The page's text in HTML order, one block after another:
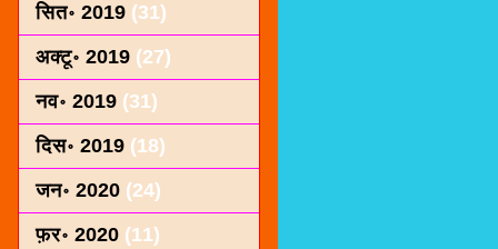
सित॰ 2019 (31)
अक्टू॰ 2019 (27)
नव॰ 2019 (31)
दिस॰ 2019 (18)
जन॰ 2020 (24)
फ़र॰ 2020 (11)